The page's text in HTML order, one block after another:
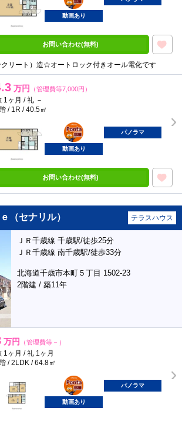
動画あり
お問い合わせ(無料)
クリート）造☆オートロック付きオール電化です
万円 （管理費等7,000円）
1ヶ月 / 礼 －
/ 1R / 40.5㎡
ポンタ
部屋
パノラマ
動画あり
お問い合わせ(無料)
（セナリル） テラスハウス
ＪＲ千歳線 千歳駅/徒歩25分
ＪＲ千歳線 南千歳駅/徒歩33分
北海道千歳市本町５丁目 1502-23
2階建 / 築11年
万円 （管理費等－）
1ヶ月 / 礼 1ヶ月
/ 2LDK / 64.8㎡
ポンタ
部屋
パノラマ
動画あり